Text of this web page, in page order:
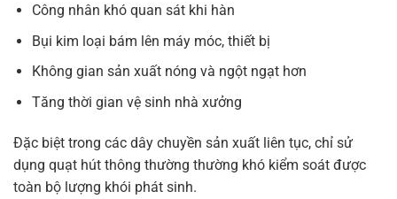
Công nhân khó quan sát khi hàn
Bụi kim loại bám lên máy móc, thiết bị
Không gian sản xuất nóng và ngột ngạt hơn
Tăng thời gian vệ sinh nhà xưởng
Đặc biệt trong các dây chuyền sản xuất liên tục, chỉ sử
dụng quạt hút thông thường thường khó kiểm soát được
toàn bộ lượng khói phát sinh.